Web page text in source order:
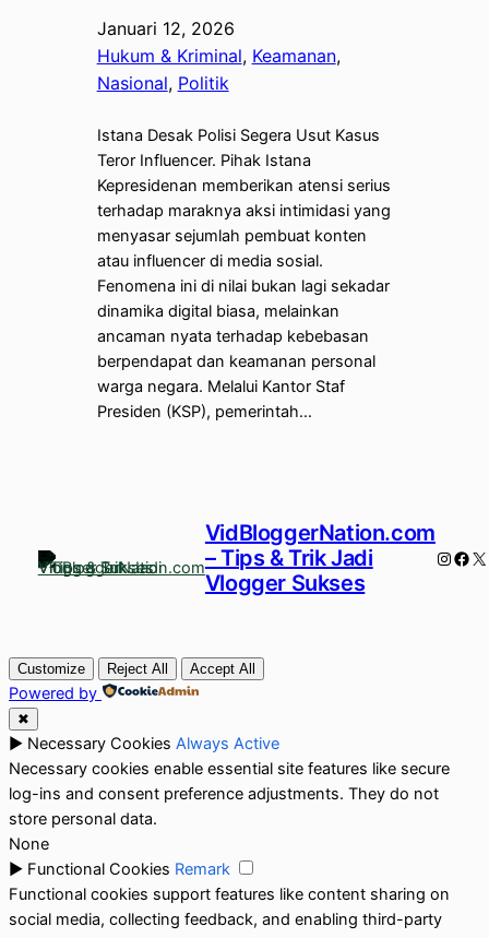
Januari 12, 2026
Hukum & Kriminal, Keamanan ,
Nasional, Politik
Istana Desak Polisi Segera Usut Kasus
Teror Influencer. Pihak Istana
Kepresidenan memberikan atensi serius
terhadap maraknya aksi intimidasi yang
menyasar sejumlah pembuat konten
atau influencer di media sosial.
Fenomena ini di nilai bukan lagi sekadar
dinamika digital biasa, melainkan
ancaman nyata terhadap kebebasan
berpendapat dan keamanan personal
warga negara. Melalui Kantor Staf
Presiden (KSP), pemerintah…
VidBloggerNation.com
– Tips & Trik Jadi
Vlogger Sukses
X
Customize Reject All Accept All
Powered by
✖
► Necessary Cookies Always Active
Necessary cookies enable essential site features like secure
log-ins and consent preference adjustments. They do not
store personal data.
None
► Functional Cookies Remark
Functional cookies support features like content sharing on
social media, collecting feedback, and enabling third-party